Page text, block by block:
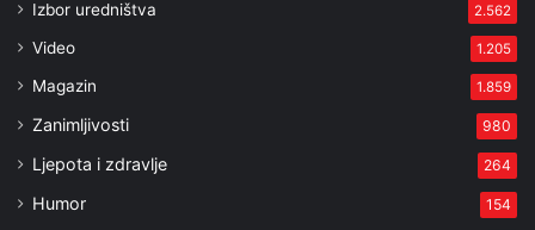
Izbor uredništva 2.562
Video 1.205
Magazin 1.859
Zanimljivosti 980
Ljepota i zdravlje 264
Humor 154